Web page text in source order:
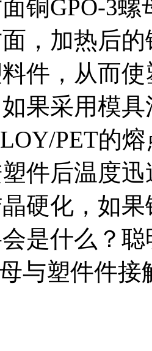
铜GPO-3
，加热后
件，从而
果采用模
PET的
件后温度
硬化，如
是什么？
与塑件件